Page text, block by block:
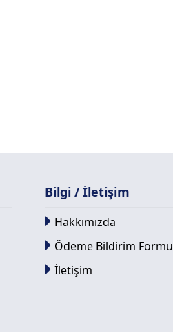
Bilgi / İletişim
Hakkımızda
Ödeme Bildirim Formu
İletişim